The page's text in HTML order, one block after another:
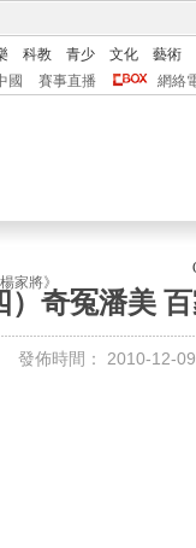
科教 青少 文化
藝術
國 賽事直播 網絡
家將》
奇冤潘美 百
發佈時間： 2010-12-